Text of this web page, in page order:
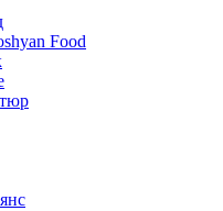
Food